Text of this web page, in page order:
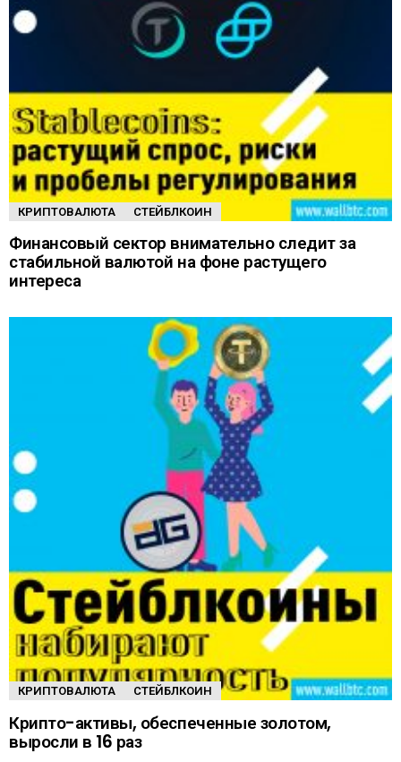
КРИПТОВАЛЮТА СТЕЙБЛКОИН
Финансовый сектор внимательно следит за
стабильной валютой на фоне растущего
интереса
КРИПТОВАЛЮТА СТЕЙБЛКОИН
Крипто-активы, обеспеченные золотом,
выросли в 16 раз